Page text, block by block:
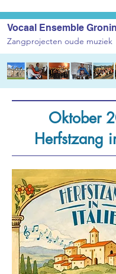
Vocaal Ensemble
Zangprojecten oude muziek
Oktober
Herfstzang